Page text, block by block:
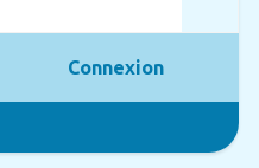
Connexion